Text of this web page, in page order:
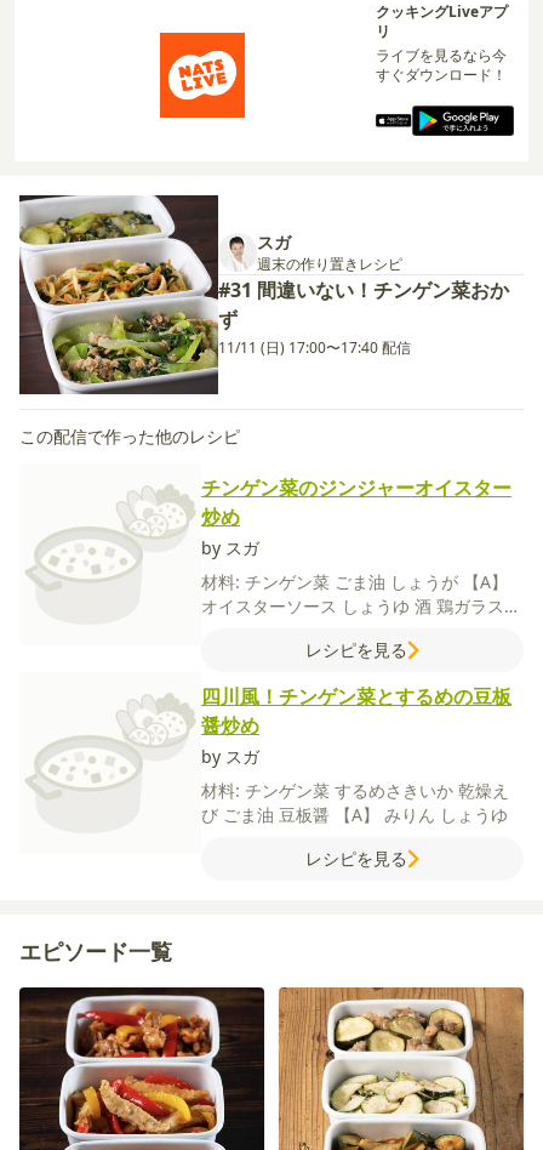
クッキングLiveアプ
リ
ライブを見るなら今
すぐダウンロード！
スガ
週末の作り置きレシピ
#31 間違いない！チンゲン菜おか
ず
11/11 (日) 17:00〜17:40 配信
この配信で作った他のレシピ
チンゲン菜のジンジャーオイスター
炒め
by スガ
材料: チンゲン菜 ごま油 しょうが
【A】
オイスターソース しょうゆ 酒 鶏ガラスー
レシピを見る
四川風！チンゲン菜とするめの豆板
醤炒め
by スガ
材料: チンゲン菜 するめさきいか 乾燥え
び ごま油 豆板醤 【A】 みりん しょうゆ
レシピを見る
エピソード一覧